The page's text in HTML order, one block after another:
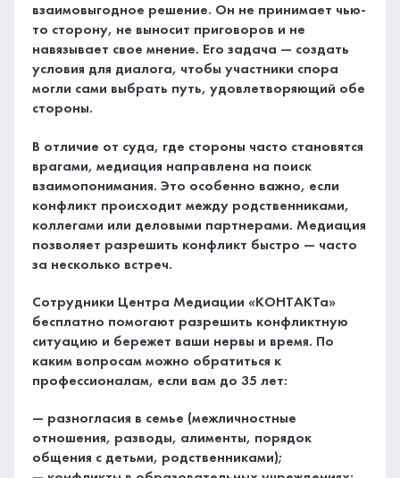
взаимовыгодное решение. Он не принимает чью-
то сторону, не выносит приговоров и не
навязывает свое мнение. Его задача — создать
условия для диалога, чтобы участники спора
могли сами выбрать путь, удовлетворяющий обе
стороны.
В отличие от суда, где стороны часто становятся
врагами, медиация направлена на поиск
взаимопонимания. Это особенно важно, если
конфликт происходит между родственниками,
коллегами или деловыми партнерами. Медиация
позволяет разрешить конфликт быстро — часто
за несколько встреч.
Сотрудники Центра Медиации «КОНТАКТа»
бесплатно помогают разрешить конфликтную
ситуацию и бережет ваши нервы и время. По
каким вопросам можно обратиться к
профессионалам, если вам до 35 лет:
— разногласия в семье (межличностные
отношения, разводы, алименты, порядок
общения с детьми, родственниками);